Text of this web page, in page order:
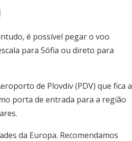
é possível pegar o voo
para Sófia ou direto para
de Plovdiv (PDV) que fica a
porta de entrada para a região
da Europa. Recomendamos